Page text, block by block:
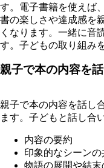
す。電子書籍を使えば
書の楽しさや達成感を
くなります。一緒に音
す。子どもの取り組み
親子で本の内容を
親子で本の内容を話し
ます。子どもと話し合
内容の要約
印象的なシーンの
物語の展開や結末